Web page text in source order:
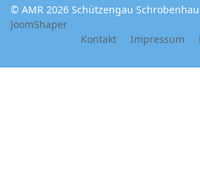
© AMR 2026 Schützengau
JoomShaper
Kontakt
Impressum